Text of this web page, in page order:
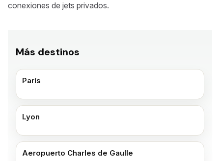
conexiones de jets privados.
Más destinos
París
Lyon
Aeropuerto Charles de Gaulle